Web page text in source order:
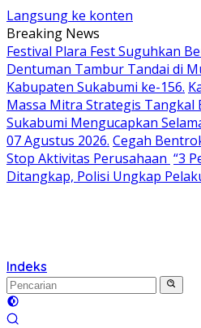
Langsung ke konten
Breaking News
Festival Plara Fest Suguhkan
Dentuman Tambur Tandai di
Kabupaten Sukabumi ke-156.
Massa Mitra Strategis Tangkal
Sukabumi Mengucapkan
07 Agustus 2026. Cegah
Stop Aktivitas Perusahaan “3
Ditangkap, Polisi Ungkap
Indeks